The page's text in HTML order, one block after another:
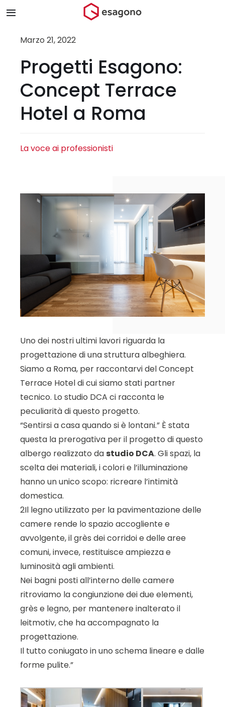
contenuto
Toggle
Navigation
Chi siamo
Prodotti & Brand
Contatti
Marzo 21, 2022
Progetti Esagono:
Concept Terrace
Hotel a Roma
La voce ai professionisti
Uno dei nostri ultimi lavori riguarda la
progettazione di una struttura albeghiera.
Siamo a Roma, per raccontarvi del Concept
Terrace Hotel di cui siamo stati partner
tecnico. Lo studio DCA ci racconta le
peculiarità di questo progetto.
“Sentirsi a casa quando si è lontani.” È stata
questa la prerogativa per il progetto di questo
albergo realizzato da studio DCA. Gli spazi, la
scelta dei materiali, i colori e l’illuminazione
hanno un unico scopo: ricreare l’intimità
domestica.
2Il legno utilizzato per la pavimentazione delle
camere rende lo spazio accogliente e
avvolgente, il grès dei corridoi e delle aree
comuni, invece, restituisce ampiezza e
luminosità agli ambienti.
Nei bagni posti all’interno delle camere
ritroviamo la congiunzione dei due elementi,
grès e legno, per mantenere inalterato il
leitmotiv, che ha accompagnato la
progettazione.
Il tutto coniugato in uno schema lineare e dalle
forme pulite.”